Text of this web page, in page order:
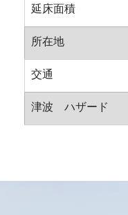
延床面積
所在地
交通
津波　ハザード